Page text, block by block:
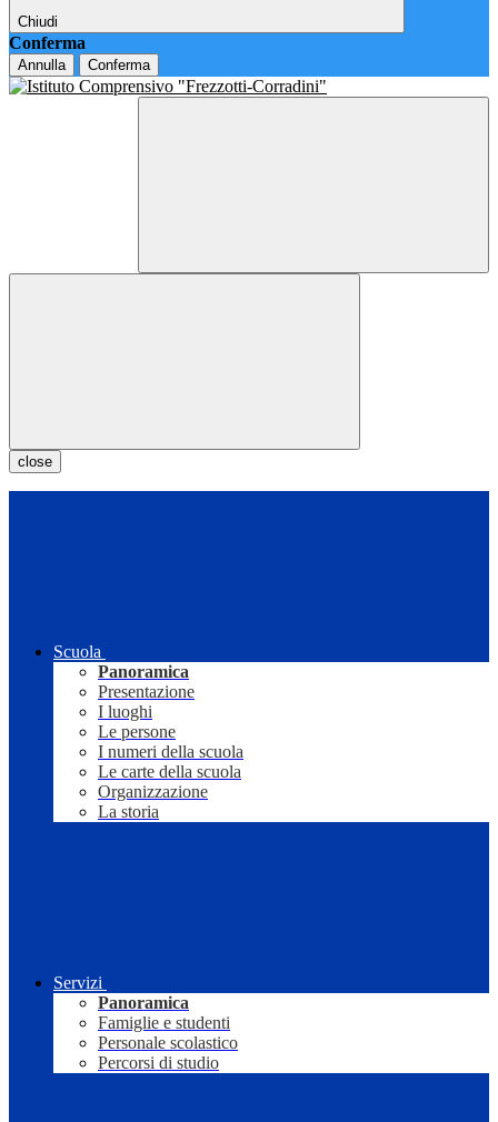
Chiudi
Conferma
Annulla Conferma
close
Scuola
Panoramica
Presentazione
I luoghi
Le persone
I numeri della scuola
Le carte della scuola
Organizzazione
La storia
Servizi
Panoramica
Famiglie e studenti
Personale scolastico
Percorsi di studio